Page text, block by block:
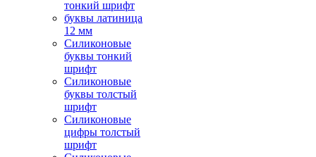
тонкий шрифт
буквы латиница
12 мм
Силиконовые
буквы тонкий
шрифт
Силиконовые
буквы толстый
шрифт
Силиконовые
цифры толстый
шрифт